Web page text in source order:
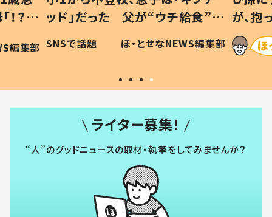
？」
編集部
ッド」だった 父が“ウチ給食”を
作り続ける理由とは #令和の親
#令和の子
SNSで話題 ほ・とせなNEWS編集部
が、
「涙が
い」
ライター募集！
“人”のグッドニュースの取材・執筆をしてみませんか？